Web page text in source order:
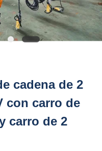
cadena de 2
con carro de
carro de 2